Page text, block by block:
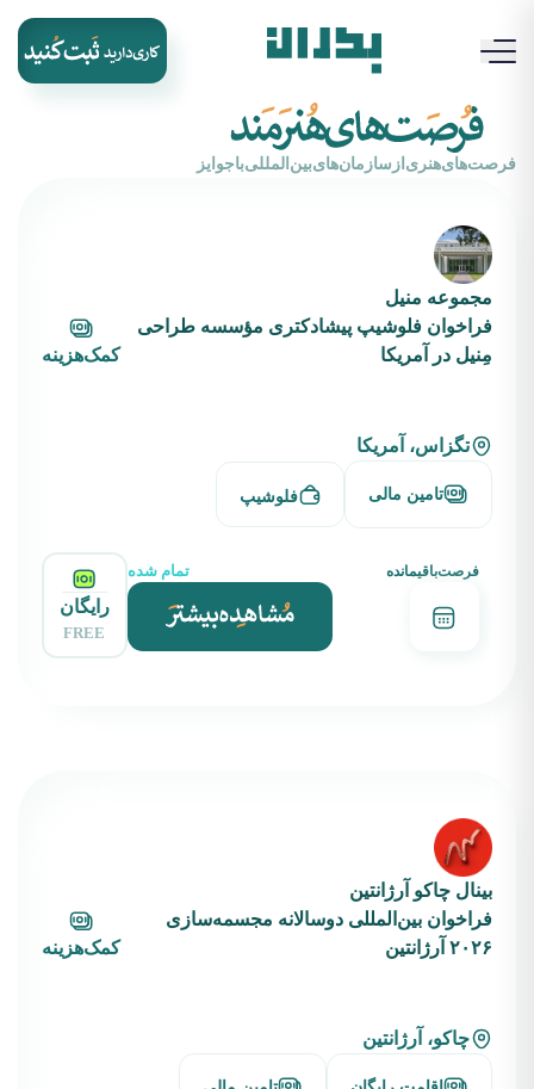
‌فرصت‌های‌هنری‌از‌سازمان‌های‌بین‌المللی‌با‌جوایز
مجموعه منیل
فراخوان فلوشیپ پیشادکتری مؤسسه طراحی
مِنیل در آمریکا
کمک‌هزینه
تگزاس، آمریکا
تامین مالی فلوشیپ
فرصت‌باقیمانده تمام شده
رایگان
FREE
بینال چاکو آرژانتین
فراخوان بین‌المللی دوسالانه مجسمه‌سازی
۲۰۲۶ آرژانتین
کمک‌هزینه
چاکو، آرژانتین